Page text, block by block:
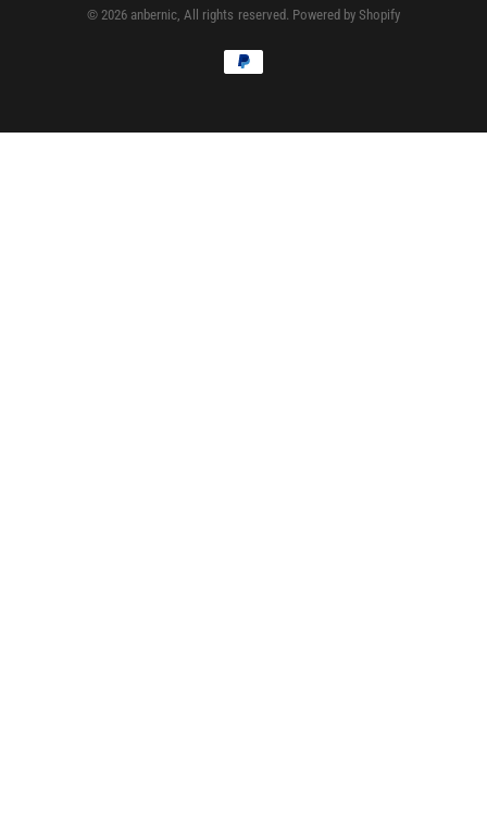
© 2026 anbernic, All rights reserved. Powered by Shopify